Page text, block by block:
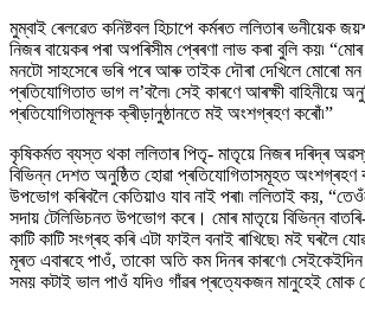
মুম্বাই ৰেলৱেত কনিষ্টবল হিচাপে কৰ্মৰত ললিতাৰ ভনীয়েক
নিজৰ বায়েকৰ পৰা অপৰিসীম প্ৰেৰণা লাভ কৰা বুলি কয়৷
মনটো সাহসেৰে ভৰি পৰে আৰু তাইক দৌৰা দেখিলে মোৰো মন
প্ৰতিযোগিতাত ভাগ ল’বলৈ৷ সেই কাৰণে আৰক্ষী বাহিনীয়ে
প্ৰতিযোগিতামূলক ক্ৰীড়ানুষ্ঠানতে মই অংশগ্ৰহণ কৰোঁ৷”
কৃষিকৰ্মত ব্যস্ত থকা ললিতাৰ পিতৃ- মাতৃয়ে নিজৰ দৰিদ্ৰ
বিভিন্ন দেশত অনুষ্ঠিত হোৱা প্ৰতিযোগিতাসমূহত অংশগ্ৰহণ
উপভোগ কৰিবলৈ কেতিয়াও যাব নাই পৰা৷ ললিতাই কয়,
সদায় টেলিভিচনত উপভোগ কৰে। মোৰ মাতৃয়ে বিভিন্ন
কাটি কাটি সংগ্ৰহ কৰি এটা ফাইল বনাই ৰাখিছে৷ মই ঘৰলৈ
মূৰত এবাৰহে পাওঁ, তাকো অতি কম দিনৰ কাৰণে৷
সময় কটাই ভাল পাওঁ যদিও গাঁৱৰ প্ৰত্যেকজন মানুহেই মোক